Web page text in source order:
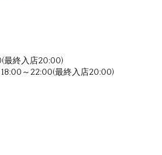
最終入店20:00)
18:00～22:00(最終入店20:00)